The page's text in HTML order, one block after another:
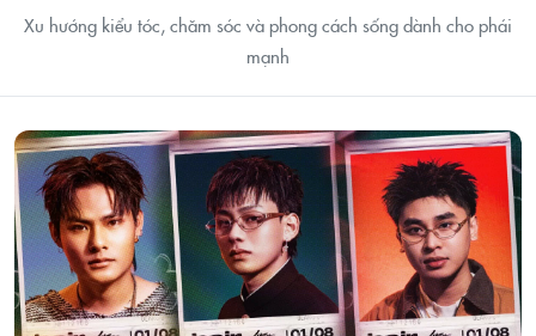
Xu hướng kiểu tóc, chăm sóc và phong cách sống dành cho phái
mạnh